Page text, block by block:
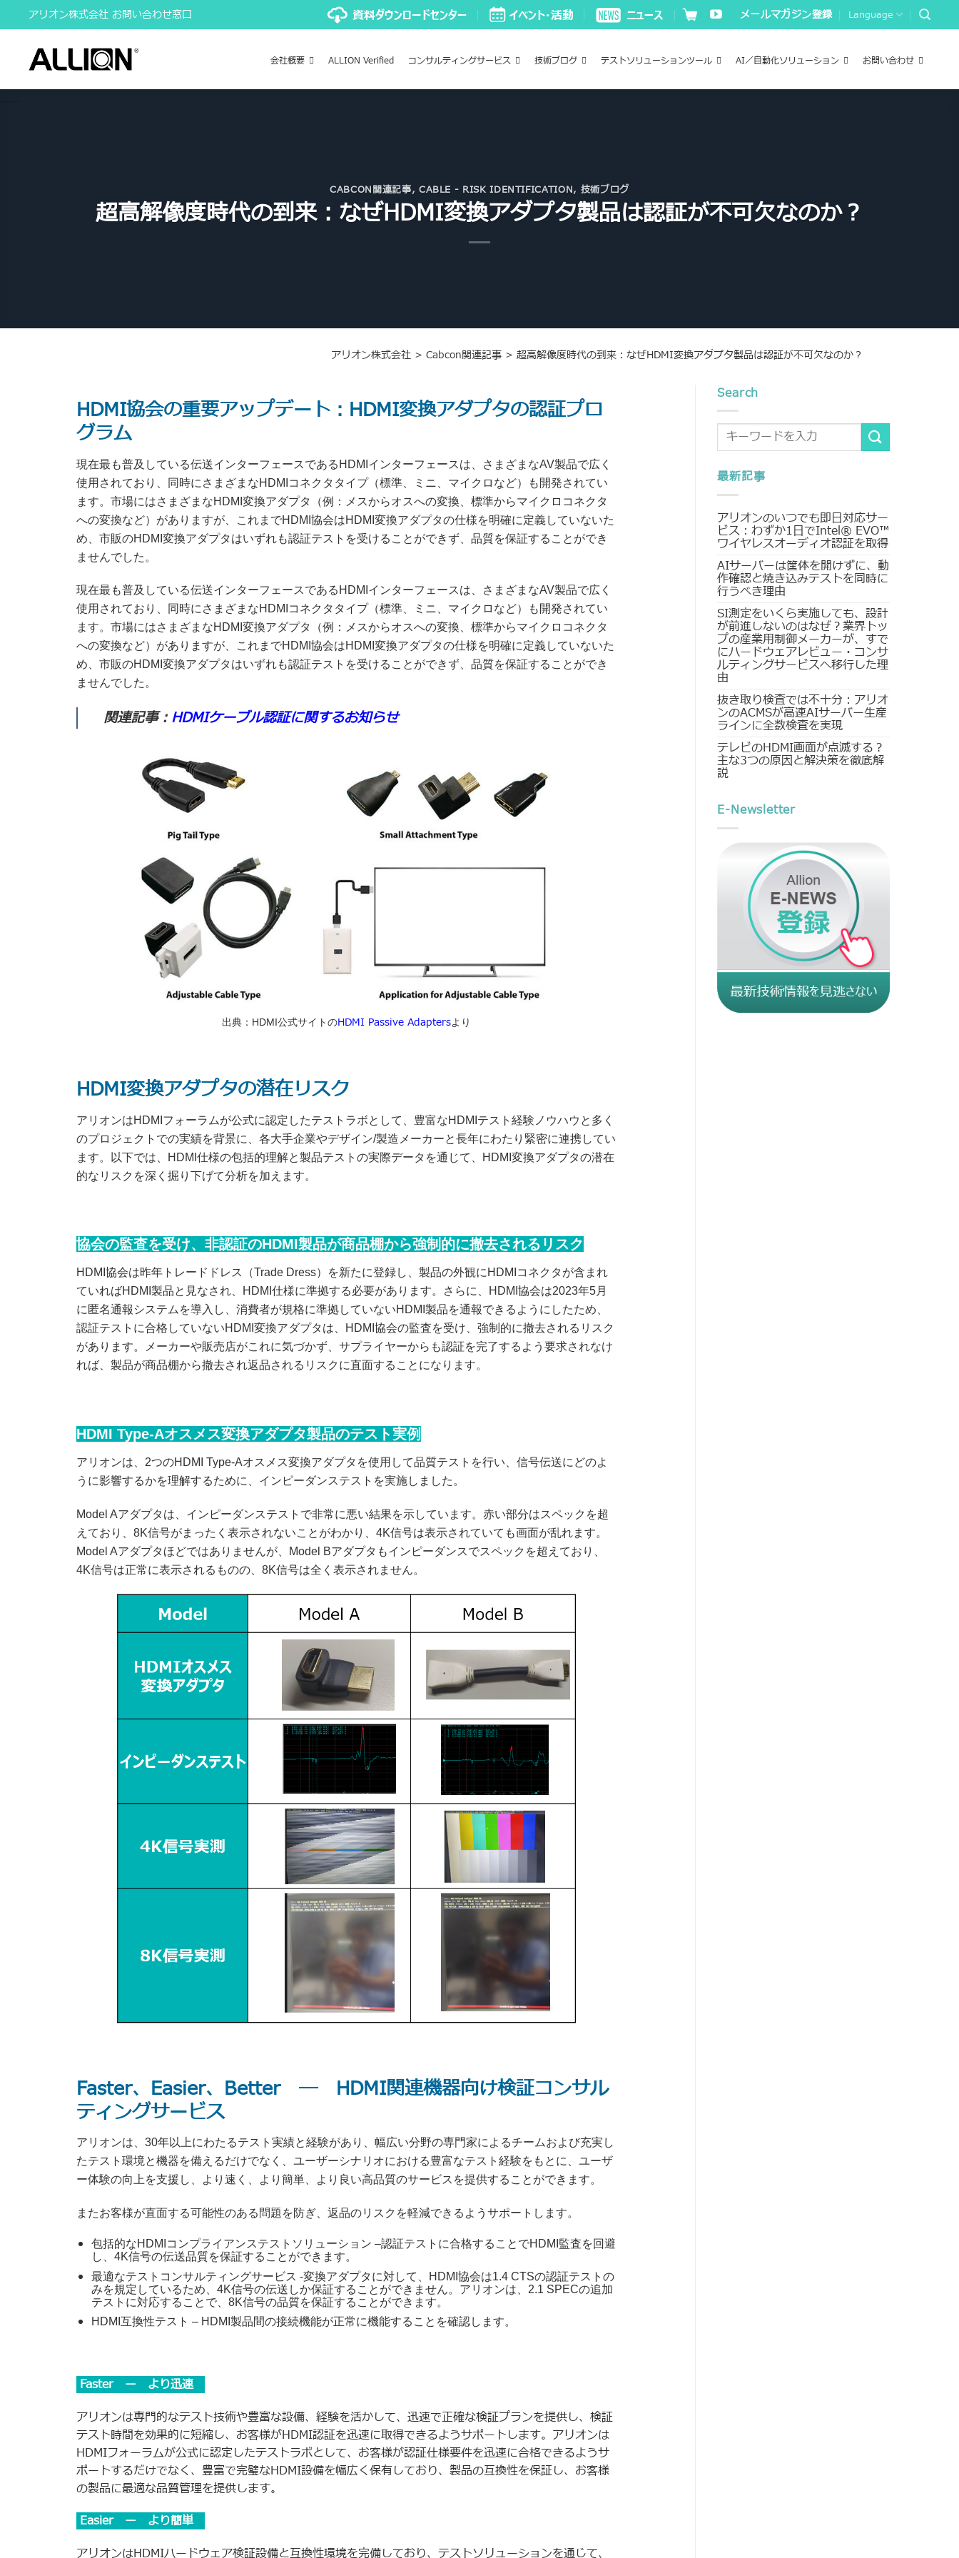
to
content
アリオン株式会社 お問い合わせ窓口 メールマガジン登録 Language
会社概要 ALLION Verified コンサルティングサービス 技術ブログ テストソリューションツール AI／自動化ソリューション お問い合わせ
CABCON関連記事, CABLE - RISK IDENTIFICATION, 技術ブログ
超高解像度時代の到来：なぜHDMI変換アダプタ製品は認証が不可欠なのか？
アリオン株式会社> Cabcon関連記事> 超高解像度時代の到来：なぜHDMI変換アダプタ製品は認証が不可欠なのか？
HDMI協会の重要アップデート：HDMI変換アダプタの認証プロ
グラム
現在最も普及している伝送インターフェースであるHDMIインターフェースは、さまざまなAV製品で広く
使用されており、同時にさまざまなHDMIコネクタタイプ（標準、ミニ、マイクロなど）も開発されてい
ます。市場にはさまざまなHDMI変換アダプタ（例：メスからオスへの変換、標準からマイクロコネクタ
への変換など）がありますが、これまでHDMI協会はHDMI変換アダプタの仕様を明確に定義していないた
め、市販のHDMI変換アダプタはいずれも認証テストを受けることができず、品質を保証することができ
ませんでした。
現在最も普及している伝送インターフェースであるHDMIインターフェースは、さまざまなAV製品で広く
使用されており、同時にさまざまなHDMIコネクタタイプ（標準、ミニ、マイクロなど）も開発されてい
ます。市場にはさまざまなHDMI変換アダプタ（例：メスからオスへの変換、標準からマイクロコネクタ
への変換など）がありますが、これまでHDMI協会はHDMI変換アダプタの仕様を明確に定義していないた
め、市販のHDMI変換アダプタはいずれも認証テストを受けることができず、品質を保証することができ
ませんでした。
関連記事： HDMIケーブル認証に関するお知らせ
出典：HDMI公式サイトのHDMI Passive Adaptersより
HDMI変換アダプタの潜在リスク
アリオンはHDMIフォーラムが公式に認定したテストラボとして、豊富なHDMIテスト経験ノウハウと多く
のプロジェクトでの実績を背景に、各大手企業やデザイン/製造メーカーと長年にわたり緊密に連携してい
ます。以下では、HDMI仕様の包括的理解と製品テストの実際データを通じて、HDMI変換アダプタの潜在
的なリスクを深く掘り下げて分析を加えます。
協会の監査を受け、非認証のHDMI製品が商品棚から強制的に撤去されるリスク
HDMI協会は昨年トレードドレス（Trade Dress）を新たに登録し、製品の外観にHDMIコネクタが含まれ
ていればHDMI製品と見なされ、HDMI仕様に準拠する必要があります。さらに、HDMI協会は2023年5月
に匿名通報システムを導入し、消費者が規格に準拠していないHDMI製品を通報できるようにしたため、
認証テストに合格していないHDMI変換アダプタは、HDMI協会の監査を受け、強制的に撤去されるリスク
があります。メーカーや販売店がこれに気づかず、サプライヤーからも認証を完了するよう要求されなけ
れば、製品が商品棚から撤去され返品されるリスクに直面することになります。
HDMI Type-Aオスメス変換アダプタ製品のテスト実例
アリオンは、2つのHDMI Type-Aオスメス変換アダプタを使用して品質テストを行い、信号伝送にどのよ
うに影響するかを理解するために、インピーダンステストを実施しました。
Model Aアダプタは、インピーダンステストで非常に悪い結果を示しています。赤い部分はスペックを超
えており、8K信号がまったく表示されないことがわかり、4K信号は表示されていても画面が乱れます。
Model Aアダプタほどではありませんが、Model Bアダプタもインピーダンスでスペックを超えており、
4K信号は正常に表示されるものの、8K信号は全く表示されません。
Faster、Easier、Better ― HDMI関連機器向け検証コンサル
ティングサービス
アリオンは、30年以上にわたるテスト実績と経験があり、幅広い分野の専門家によるチームおよび充実し
たテスト環境と機器を備えるだけでなく、ユーザーシナリオにおける豊富なテスト経験をもとに、ユーザ
ー体験の向上を支援し、より速く、より簡単、より良い高品質のサービスを提供することができます。
またお客様が直面する可能性のある問題を防ぎ、返品のリスクを軽減できるようサポートします。
包括的なHDMIコンプライアンステストソリューション –認証テストに合格することでHDMI監査を回避
し、4K信号の伝送品質を保証することができます。
最適なテストコンサルティングサービス -変換アダプタに対して、HDMI協会は1.4 CTSの認証テストの
みを規定しているため、4K信号の伝送しか保証することができません。アリオンは、2.1 SPECの追加
テストに対応することで、8K信号の品質を保証することができます。
HDMI互換性テスト – HDMI製品間の接続機能が正常に機能することを確認します。
Faster ー より迅速
アリオンは専門的なテスト技術や豊富な設備、経験を活かして、迅速で正確な検証プランを提供し、検証
テスト時間を効果的に短縮し、お客様がHDMI認証を迅速に取得できるようサポートします。アリオンは
HDMIフォーラムが公式に認定したテストラボとして、お客様が認証仕様要件を迅速に合格できるようサ
ポートするだけでなく、豊富で完璧なHDMI設備を幅広く保有しており、製品の互換性を保証し、お客様
の製品に最適な品質管理を提供します。
Easier ー より簡単
アリオンはHDMIハードウェア検証設備と互換性環境を完備しており、テストソリューションを通じて、
Search
最新記事
アリオンのいつでも即日対応サー
ビス：わずか1日でIntel® EVO™
ワイヤレスオーディオ認証を取得
AIサーバーは筐体を開けずに、動
作確認と焼き込みテストを同時に
行うべき理由
SI測定をいくら実施しても、設計
が前進しないのはなぜ？業界トッ
プの産業用制御メーカーが、すで
にハードウェアレビュー・コンサ
ルティングサービスへ移行した理
由
抜き取り検査では不十分：アリオ
ンのACMSが高速AIサーバー生産
ラインに全数検査を実現
テレビのHDMI画面が点滅する？
主な3つの原因と解決策を徹底解
説
E-Newsletter